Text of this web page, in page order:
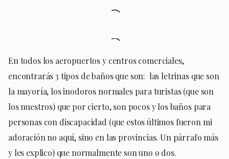
En todos los aeropuertos y centros comerciales,
encontrarás 3 tipos de baños que son: las letrinas que son
la mayoría, los inodoros normales para turistas (que son
los nuestros) que por cierto, son pocos y los baños para
personas con discapacidad (que estos últimos fueron mi
adoración no aquí, sino en las provincias. Un párrafo más
y les explico) que normalmente son uno o dos.